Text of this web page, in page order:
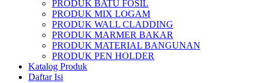
PRODUK BATU FOSIL
PRODUK MIX LOGAM
PRODUK WALL CLADDING
PRODUK MARMER BAKAR
PRODUK MATERIAL BANGUNAN
PRODUK PEN HOLDER
Katalog Produk
Daftar Isi